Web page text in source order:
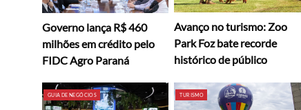
Governo lança R$ 460
milhões em crédito pelo
FIDC Agro Paraná
Avanço no turismo: Zoo
Park Foz bate recorde
histórico de público
GUIA DE NEGÓCIOS TURISMO